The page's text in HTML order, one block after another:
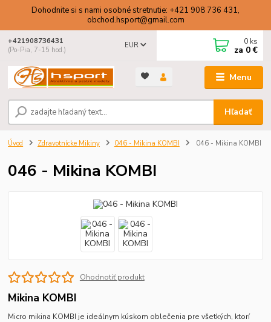
Dohodnite si s nami osobné stretnutie: +421 908 736 431,
obchod.hsport@gmail.com
Menu
EUR
Hľadať
+421908736431
(Po-Pia, 7-15 hod.)
0 ks
za 0 €
Úvod Zdravotnícke Mikiny 046 - Mikina KOMBI 046 - Mikina KOMBI
046 - Mikina KOMBI
Ohodnotiť produkt
Mikina KOMBI
Micro mikina KOMBI je ideálnym kúskom oblečenia pre všetkých, ktorí